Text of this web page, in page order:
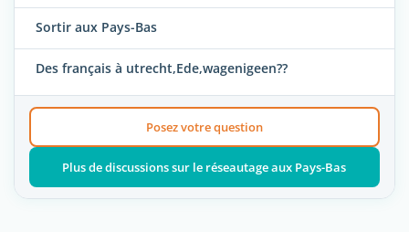
Sortir aux Pays-Bas
Des français à utrecht,Ede,wagenigeen??
Posez votre question
Plus de discussions sur le réseautage aux Pays-Bas